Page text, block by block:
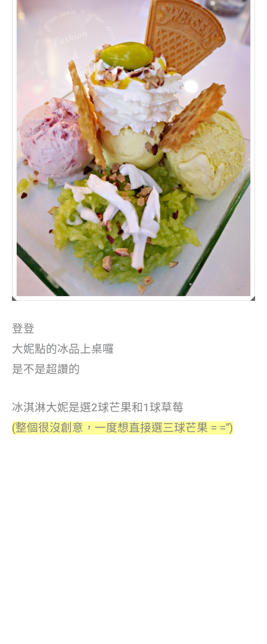
登登
大妮點的冰品上桌囉
是不是超讚的
冰淇淋大妮是選2球芒果和1球草莓
(整個很沒創意，一度想直接選三球芒果 = =”)